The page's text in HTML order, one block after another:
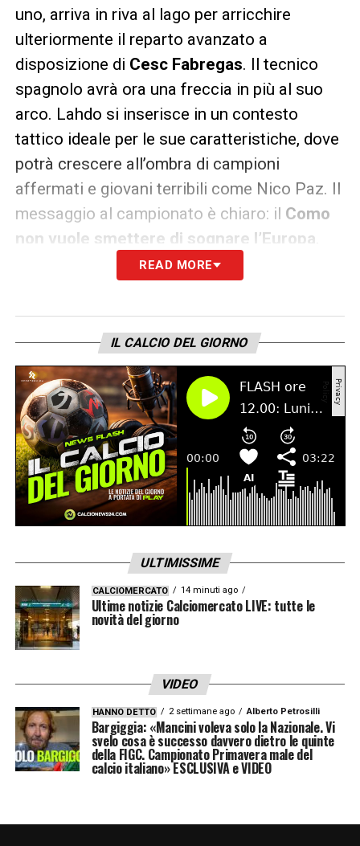
uno, arriva in riva al lago per arricchire
ulteriormente il reparto avanzato a
disposizione di Cesc Fabregas. Il tecnico
spagnolo avrà ora una freccia in più al suo
arco. Lahdo si inserisce in un contesto
tattico ideale per le sue caratteristiche, dove
potrà crescere all’ombra di campioni
affermati e giovani terribili come Nico Paz. Il
messaggio al campionato è chiaro: il Como
non vuole smettere di sognare l’Europa
READ MORE
IL CALCIO DEL GIORNO
ULTIMISSIME
CALCIOMERCATO 14 minuti ago
Ultime notizie Calciomercato LIVE: tutte le
novità del giorno
VIDEO
HANNO DETTO 2 settimane ago Alberto Petrosilli
Bargiggia: «Mancini voleva solo la Nazionale. Vi
svelo cosa è successo davvero dietro le quinte
della FIGC. Campionato Primavera male del
calcio italiano» ESCLUSIVA e VIDEO